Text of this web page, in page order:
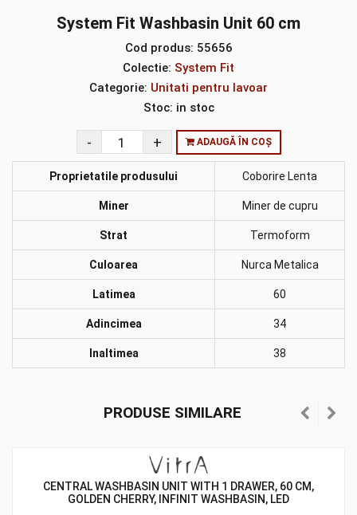
System Fit Washbasin Unit 60 cm
Cod produs: 55656
Colectie: System Fit
Categorie: Unitati pentru lavoar
Stoc: in stoc
ADAUGĂ ÎN COȘ
Proprietatile produsului Coborire Lenta
Miner Miner de cupru
Strat Termoform
Culoarea Nurca Metalica
Latimea 60
Adincimea 34
Inaltimea 38
PRODUSE SIMILARE
CENTRAL WASHBASIN UNIT WITH 1 DRAWER, 60 CM,
GOLDEN CHERRY, INFINIT WASHBASIN, LED